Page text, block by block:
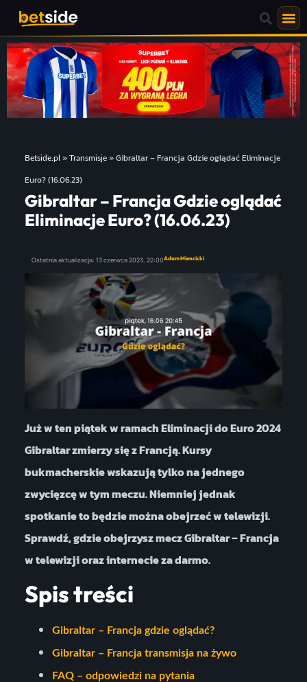
Betside.pl » Transmisje»Gibraltar – Francja Gdzie oglądać Eliminacje
Euro? (16.06.23)
Gibraltar – Francja Gdzie oglądać
Eliminacje Euro? (16.06.23)
Ostatnia aktualizacja: 13 czerwca 2023, 22:00Adam Miencicki
Już w ten piątek w ramach Eliminacji do Euro 2024
Gibraltar zmierzy się z Francją. Kursy
bukmacherskie wskazują tylko na jednego
zwycięzcę w tym meczu. Niemniej jednak
spotkanie to będzie można obejrzeć w telewizji.
Sprawdź, gdzie obejrzysz mecz Gibraltar – Francja
w telewizji oraz internecie za darmo.
Spis treści
Gibraltar – Francja gdzie oglądać?
Gibraltar – Francja transmisja na żywo
FAQ – odpowiedzi na pytania